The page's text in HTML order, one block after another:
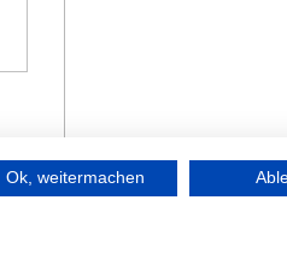
Ok, weitermachen